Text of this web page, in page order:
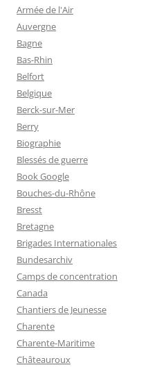
Armée de l'Air
Auvergne
Bagne
Bas-Rhin
Belfort
Belgique
Berck-sur-Mer
Berry
Biographie
Blessés de guerre
Book Google
Bouches-du-Rhône
Bresst
Bretagne
Brigades Internationales
Bundesarchiv
Camps de concentration
Canada
Chantiers de Jeunesse
Charente
Charente-Maritime
Châteauroux